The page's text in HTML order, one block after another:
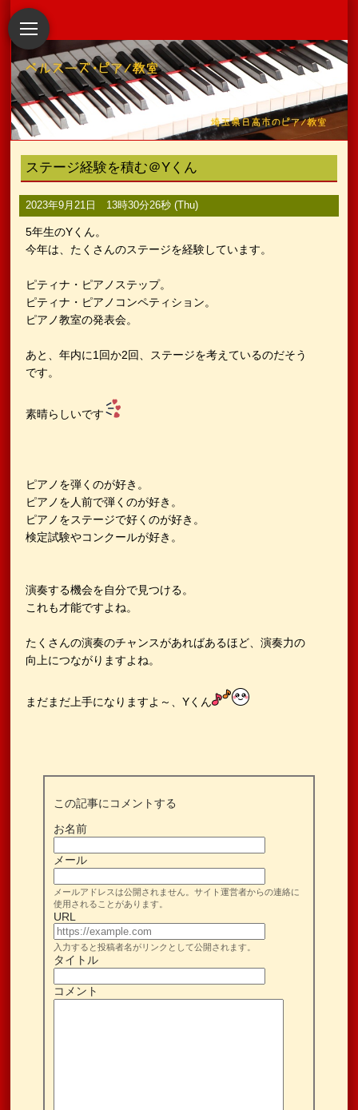
ステージ経験を積む＠Yくん
2023年9月21日 13時30分26秒 (Thu)
5年生のYくん。
今年は、たくさんのステージを経験しています。
ピティナ・ピアノステップ。
ピティナ・ピアノコンペティション。
ピアノ教室の発表会。
あと、年内に1回か2回、ステージを考えているのだそう
です。
素晴らしいです
ピアノを弾くのが好き。
ピアノを人前で弾くのが好き。
ピアノをステージで好くのが好き。
検定試験やコンクールが好き。
演奏する機会を自分で見つける。
これも才能ですよね。
たくさんの演奏のチャンスがあればあるほど、演奏力の
向上につながりますよね。
まだまだ上手になりますよ～、Yくん
この記事にコメントする
お名前
メール
メールアドレスは公開されません。サイト運営者からの連絡に
使用されることがあります。
URL
入力すると投稿者名がリンクとして公開されます。
タイトル
コメント